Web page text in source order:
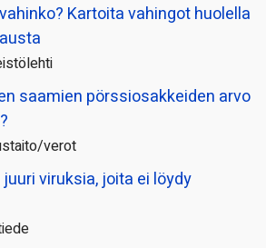
Kartoita vahingot huolella
saamien pörssi­osakkeiden arvo
verot
viruksia, joita ei löydy